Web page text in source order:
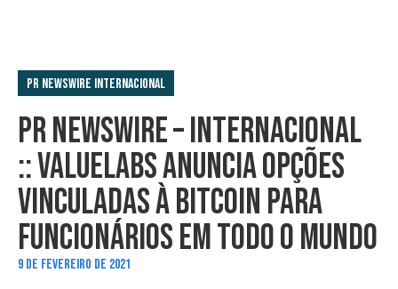
PR Newswire Internacional
PR NEWSWIRE – INTERNACIONAL
:: VALUELABS ANUNCIA OPÇÕES
VINCULADAS À BITCOIN PARA
FUNCIONÁRIOS EM TODO O MUNDO
9 DE FEVEREIRO DE 2021